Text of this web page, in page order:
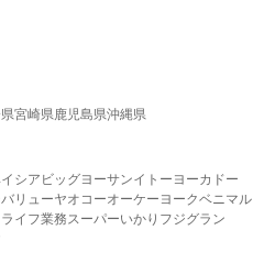
宮崎県鹿児島県沖縄県
シア ビッグヨーサンイトーヨーカドー
リューヤオコーオーケー ヨークベニマル
ライフ業務スーパーいかり フジグラン